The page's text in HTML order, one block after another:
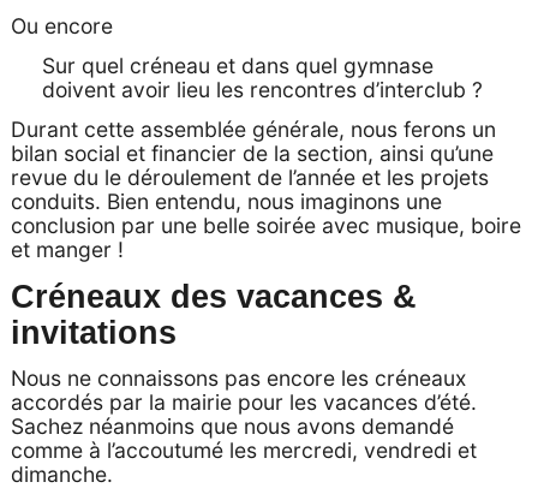
Ou encore
Sur quel créneau et dans quel gymnase
doivent avoir lieu les rencontres d’interclub ?
Durant cette assemblée générale, nous ferons un
bilan social et financier de la section, ainsi qu’une
revue du le déroulement de l’année et les projets
conduits. Bien entendu, nous imaginons une
conclusion par une belle soirée avec musique, boire
et manger !
Créneaux des vacances &
invitations
Nous ne connaissons pas encore les créneaux
accordés par la mairie pour les vacances d’été.
Sachez néanmoins que nous avons demandé
comme à l’accoutumé les mercredi, vendredi et
dimanche.